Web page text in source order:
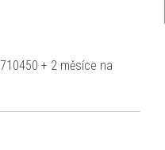
+ 2 měsíce na